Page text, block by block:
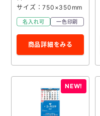
サイズ：750×350mm
名入れ可 一色印刷
商品詳細をみる